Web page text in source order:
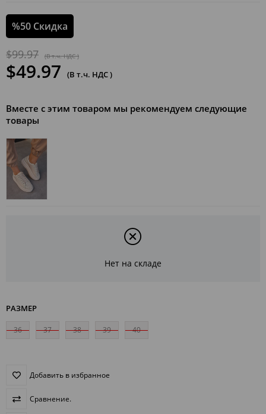
%50 Скидка
$99.97 (В т.ч. НДС )
$49.97 (В т.ч. НДС )
Вместе с этим товаром мы рекомендуем следующие
товары
Нет на складе
РАЗМЕР
36 37 38 39 40
Добавить в избранное
Сравнение.